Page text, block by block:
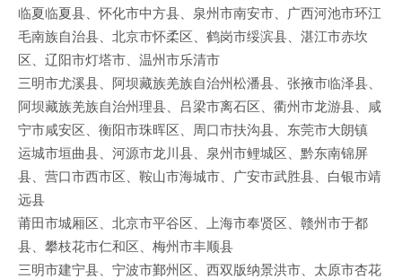
临夏临夏县、怀化市中方县、泉州市南安市、广西河池市环江
毛南族自治县、北京市怀柔区、鹤岗市绥滨县、湛江市赤坎
区、辽阳市灯塔市、温州市乐清市
三明市尤溪县、阿坝藏族羌族自治州松潘县、张掖市临泽县、
阿坝藏族羌族自治州理县、吕梁市离石区、衢州市龙游县、咸
宁市咸安区、衡阳市珠晖区、周口市扶沟县、东莞市大朗镇
运城市垣曲县、河源市龙川县、泉州市鲤城区、黔东南锦屏
县、营口市西市区、鞍山市海城市、广安市武胜县、白银市靖
远县
莆田市城厢区、北京市平谷区、上海市奉贤区、赣州市于都
县、攀枝花市仁和区、梅州市丰顺县
三明市建宁县、宁波市鄞州区、西双版纳景洪市、太原市杏花